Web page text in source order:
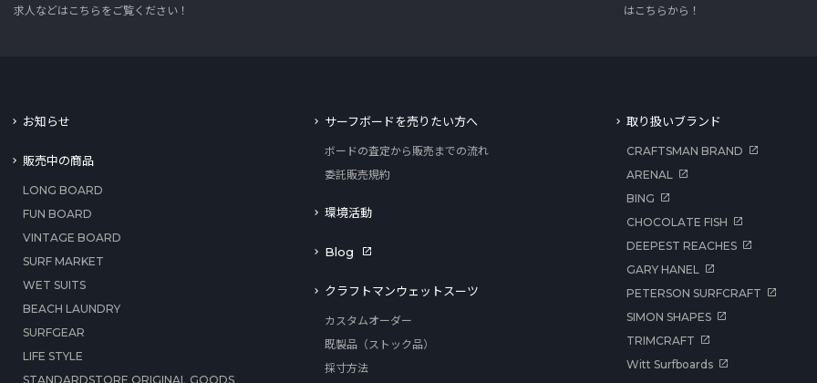
求人などはこちらをご覧ください！
はこちらから！
お知らせ
販売中の商品
LONG BOARD
FUN BOARD
VINTAGE BOARD
SURF MARKET
WET SUITS
BEACH LAUNDRY
SURFGEAR
LIFE STYLE
STANDARDSTORE ORIGINAL GOODS
サーフボードを売りたい方へ
ボードの査定から販売までの流れ
委託販売規約
環境活動
Blog
クラフトマンウェットスーツ
カスタムオーダー
既製品（ストック品）
採寸方法
取り扱いブランド
CRAFTSMAN BRAND
ARENAL
BING
CHOCOLATE FISH
DEEPEST REACHES
GARY HANEL
PETERSON SURFCRAFT
SIMON SHAPES
TRIMCRAFT
Witt Surfboards